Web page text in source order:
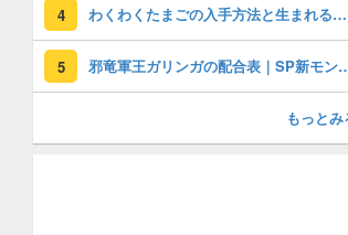
4 わくわくたまごの入手方法と生まれるモンスター
5 邪竜軍王ガリンガの
もっとみ